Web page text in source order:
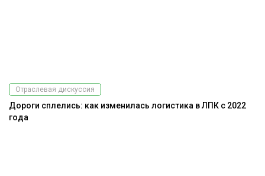
Отраслевая дискуссия
Дороги сплелись: как изменилась логистика в ЛПК с 2022
года